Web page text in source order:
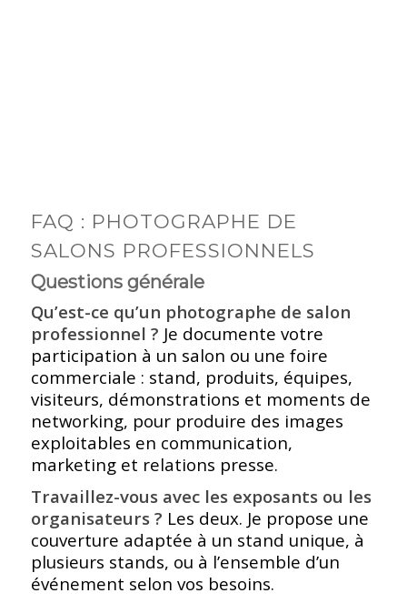
FAQ : PHOTOGRAPHE DE
SALONS PROFESSIONNELS
Questions générale
Qu’est-ce qu’un photographe de salon
professionnel ? Je documente votre
participation à un salon ou une foire
commerciale : stand, produits, équipes,
visiteurs, démonstrations et moments de
networking, pour produire des images
exploitables en communication,
marketing et relations presse.
Travaillez-vous avec les exposants ou les
organisateurs ? Les deux. Je propose une
couverture adaptée à un stand unique, à
plusieurs stands, ou à l’ensemble d’un
événement selon vos besoins.